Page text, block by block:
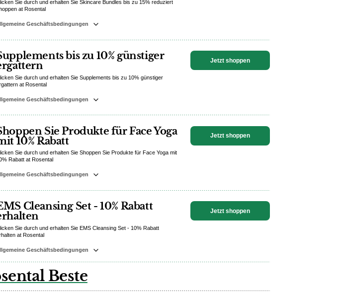
Sie durch und erhalten Sie Skincare Bundles bis zu 15% reduziert
at Rosental
Geschäftsbedingungen
bis zu 10% günstiger
Sie durch und erhalten Sie Supplements bis zu 10% günstiger
at Rosental
Jetzt shoppen
Geschäftsbedingungen
Sie Produkte für Face Yoga
10% Rabatt
Sie durch und erhalten Sie Shoppen Sie Produkte für Face Yoga mit
Rabatt at Rosental
Jetzt shoppen
Geschäftsbedingungen
Cleansing Set - 10% Rabatt
Sie durch und erhalten Sie EMS Cleansing Set - 10% Rabatt
at Rosental
Jetzt shoppen
Geschäftsbedingungen
Beste